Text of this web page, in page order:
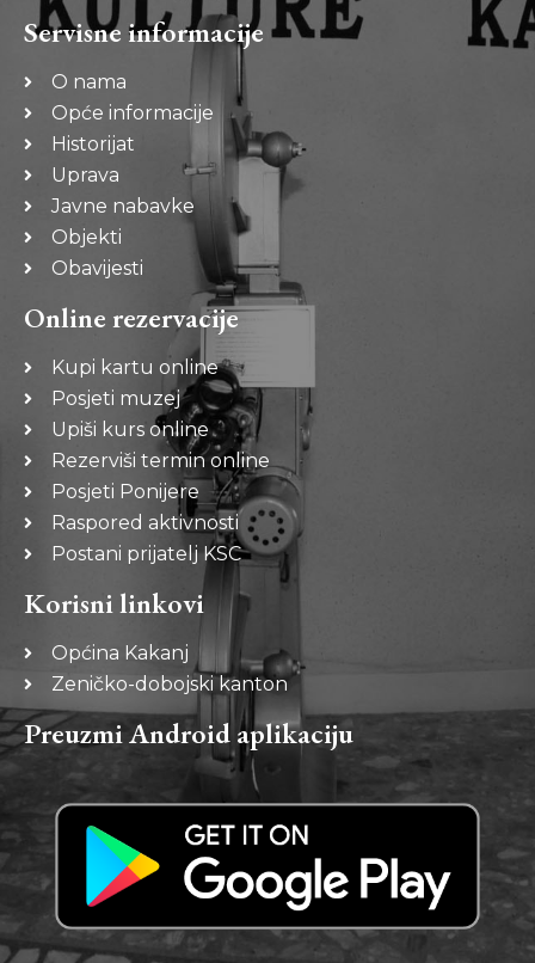
Servisne informacije
O nama
Opće informacije
Historijat
Uprava
Javne nabavke
Objekti
Obavijesti
Online rezervacije
Kupi kartu online
Posjeti muzej
Upiši kurs online
Rezerviši termin online
Posjeti Ponijere
Raspored aktivnosti
Postani prijatelj KSC
Korisni linkovi
Općina Kakanj
Zeničko-dobojski kanton
Preuzmi Android aplikaciju